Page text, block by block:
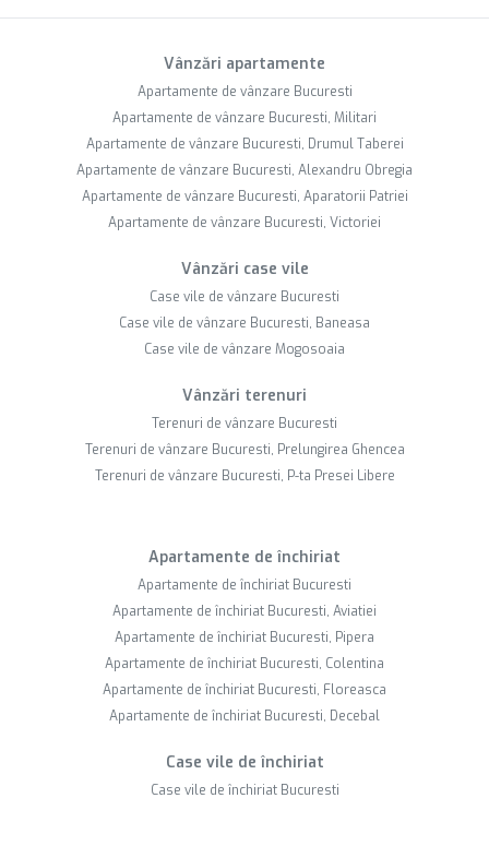
Vânzări apartamente
Apartamente de vânzare Bucuresti
Apartamente de vânzare Bucuresti, Militari
Apartamente de vânzare Bucuresti, Drumul Taberei
Apartamente de vânzare Bucuresti, Alexandru Obregia
Apartamente de vânzare Bucuresti, Aparatorii Patriei
Apartamente de vânzare Bucuresti, Victoriei
Vânzări case vile
Case vile de vânzare Bucuresti
Case vile de vânzare Bucuresti, Baneasa
Case vile de vânzare Mogosoaia
Vânzări terenuri
Terenuri de vânzare Bucuresti
Terenuri de vânzare Bucuresti, Prelungirea Ghencea
Terenuri de vânzare Bucuresti, P-ta Presei Libere
Apartamente de închiriat
Apartamente de închiriat Bucuresti
Apartamente de închiriat Bucuresti, Aviatiei
Apartamente de închiriat Bucuresti, Pipera
Apartamente de închiriat Bucuresti, Colentina
Apartamente de închiriat Bucuresti, Floreasca
Apartamente de închiriat Bucuresti, Decebal
Case vile de închiriat
Case vile de închiriat Bucuresti